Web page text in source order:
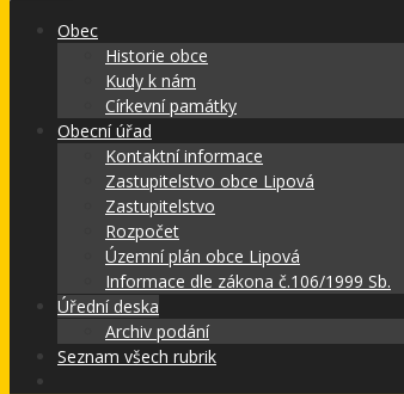
Obec
Historie obce
Kudy k nám
Církevní památky
Obecní úřad
Kontaktní informace
Zastupitelstvo obce Lipová
Zastupitelstvo
Rozpočet
Územní plán obce Lipová
Informace dle zákona č.106/1999 Sb.
Úřední deska
Archiv podání
Seznam všech rubrik